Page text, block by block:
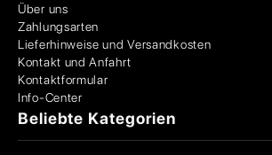
Über uns
Zahlungsarten
Lieferhinweise und Versandkosten
Kontakt und Anfahrt
Kontaktformular
Info-Center
Beliebte Kategorien